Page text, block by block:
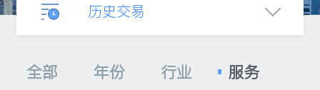
历史交易
全部 年份 行业 服务